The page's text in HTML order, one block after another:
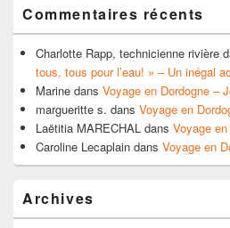
Commentaires récents
Charlotte Rapp, technicienne rivière
tous, tous pour l’eau! » – Un inégal
Marine dans Voyage en Dordogne –
margueritte s. dans Voyage en
Laëtitia MARECHAL dans Voyage
Caroline Lecaplain dans Voyage en
Archives